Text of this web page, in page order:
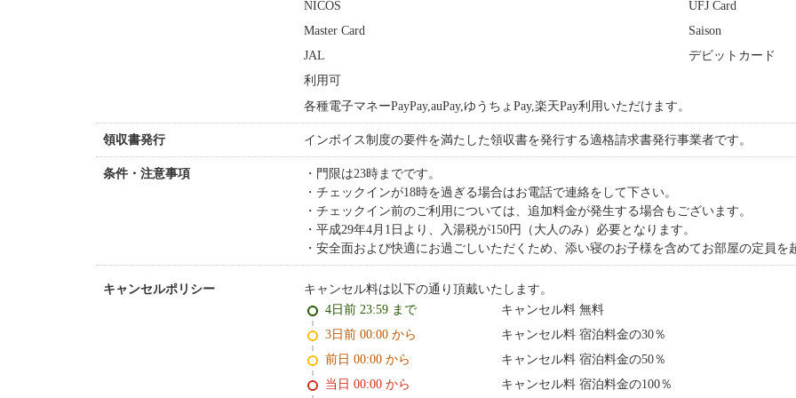
NICOS
UFJ Card
Master Card
Saison
JAL
デビットカード
利用可
各種電子マネーPayPay,auPay,ゆうちょPay,楽天Pay利用いただけます。
領収書発行 インボイス制度の要件を満たした領収書を発行する適格請求書発行事業者です。
条件・注意事項
門限は23時までです。
チェックインが18時を過ぎる場合はお電話で連絡をして下さい。
チェックイン前のご利用については、追加料金が発生する場合もございます。
平成29年4月1日より、入湯税が150円（大人のみ）必要となります。
安全面および快適にお過ごしいただくため、添い寝のお子様を含めてお部屋の定員を
キャンセルポリシー キャンセル料は以下の通り頂戴いたします。
4日前 23:59 まで
キャンセル料 無料
3日前 00:00 から
キャンセル料 宿泊料金の30％
前日 00:00 から
キャンセル料 宿泊料金の50％
当日 00:00 から
キャンセル料 宿泊料金の100％